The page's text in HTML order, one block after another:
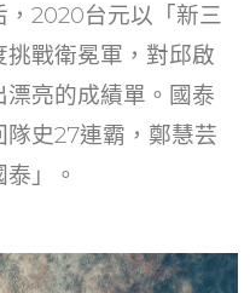
，2020台元以「新三
戰衛冕軍，對邱啟
亮的成績單。國泰
史27連霸，鄭慧芸
」。